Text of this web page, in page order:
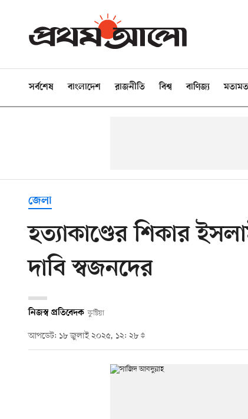
সর্বশেষ বাংলাদেশ রাজনীতি বিশ্ব বাণিজ্য মতামত
জেলা
হত্যাকাণ্ডের শিকার
দাবি স্বজনদের
নিজস্ব প্রতিবেদক কুষ্টিয়া
আপডেট: ১৮ জুলাই ২০২৫, ১২: ২৮